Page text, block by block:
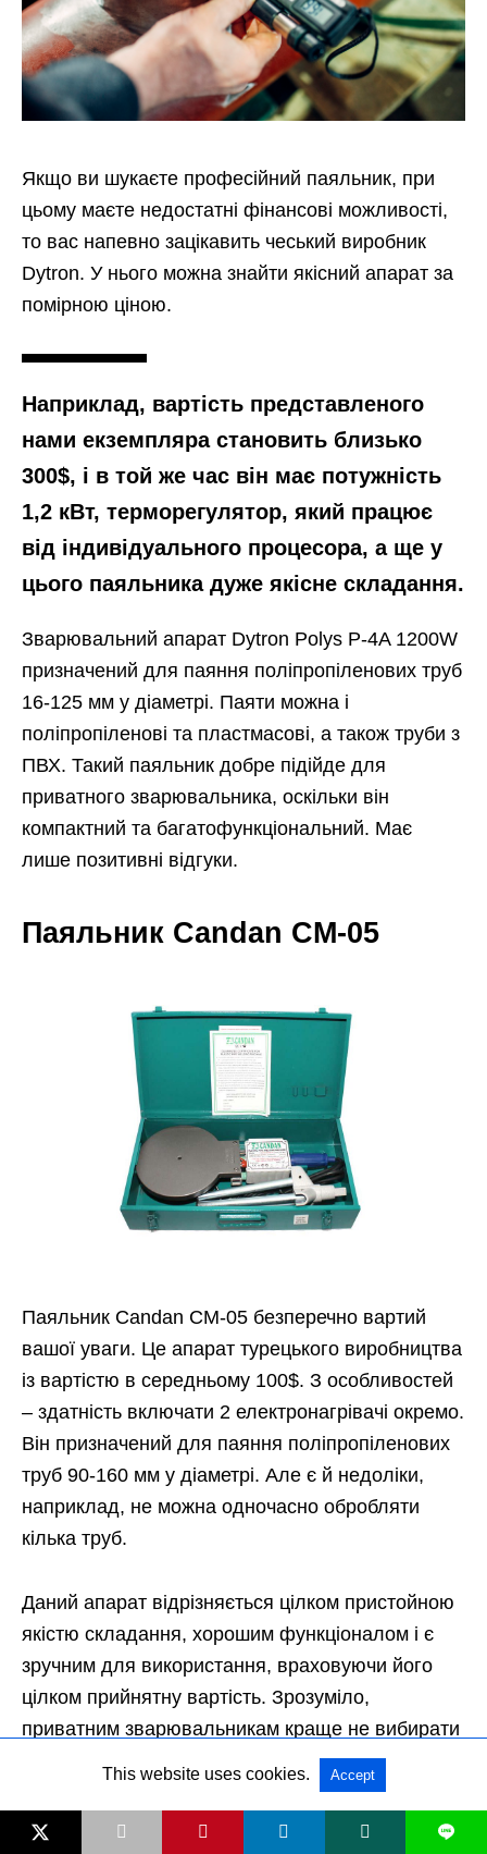
Якщо ви шукаєте професійний паяльник, при
цьому маєте недостатні фінансові можливості,
то вас напевно зацікавить чеський виробник
Dytron. У нього можна знайти якісний апарат за
помірною ціною.
Наприклад, вартість представленого
нами екземпляра становить близько
300$, і в той же час він має потужність
1,2 кВт, терморегулятор, який працює
від індивідуального процесора, а ще у
цього паяльника дуже якісне складання.
Зварювальний апарат Dytron Polys P-4A 1200W
призначений для паяння поліпропіленових труб
16-125 мм у діаметрі. Паяти можна і
поліпропіленові та пластмасові, а також труби з
ПВХ. Такий паяльник добре підійде для
приватного зварювальника, оскільки він
компактний та багатофункціональний. Має
лише позитивні відгуки.
Паяльник Candan CM-05
Паяльник Candan CM-05 безперечно вартий
вашої уваги. Це апарат турецького виробництва
із вартістю в середньому 100$. З особливостей
– здатність включати 2 електронагрівачі окремо.
Він призначений для паяння поліпропіленових
труб 90-160 мм у діаметрі. Але є й недоліки,
наприклад, не можна одночасно обробляти
кілька труб.
Даний апарат відрізняється цілком пристойною
якістю складання, хорошим функціоналом і є
зручним для використання, враховуючи його
цілком прийнятну вартість. Зрозуміло,
приватним зварювальникам краще не вибирати
такий апарат, але якщо паяльник потрібен вам
для виконання завдань по дому, то, безперечно,
можете розглянути цю модель.
L
This website uses cookies. Accept